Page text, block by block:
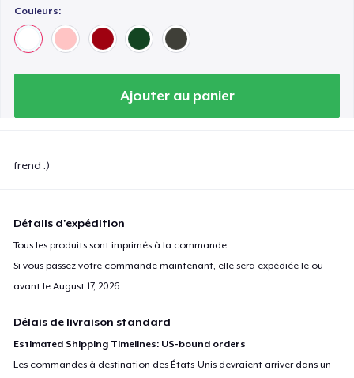
Couleurs:
Ajouter au panier
frend :)
Détails d'expédition
Tous les produits sont imprimés à la commande.
Si vous passez votre commande maintenant, elle sera expédiée le ou
avant leAugust 17, 2026
Délais de livraison standard
Estimated Shipping Timelines: US-bound orders
Les commandes à destination des États-Unis devraient arriver dans un